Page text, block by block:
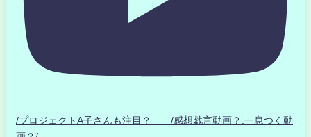
/プロジェクトA子さんも注目？ /感想戯言動画？.一息つく動